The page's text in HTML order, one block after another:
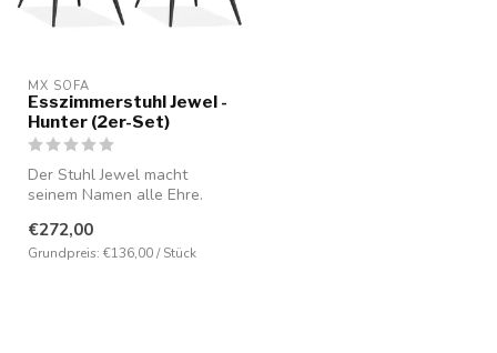
MX SOFA
Esszimmerstuhl Jewel -
Hunter (2er-Set)
Der Stuhl Jewel macht
seinem Namen alle Ehre.
Sch...
€272,00
Grundpreis: €136,00 / Stück